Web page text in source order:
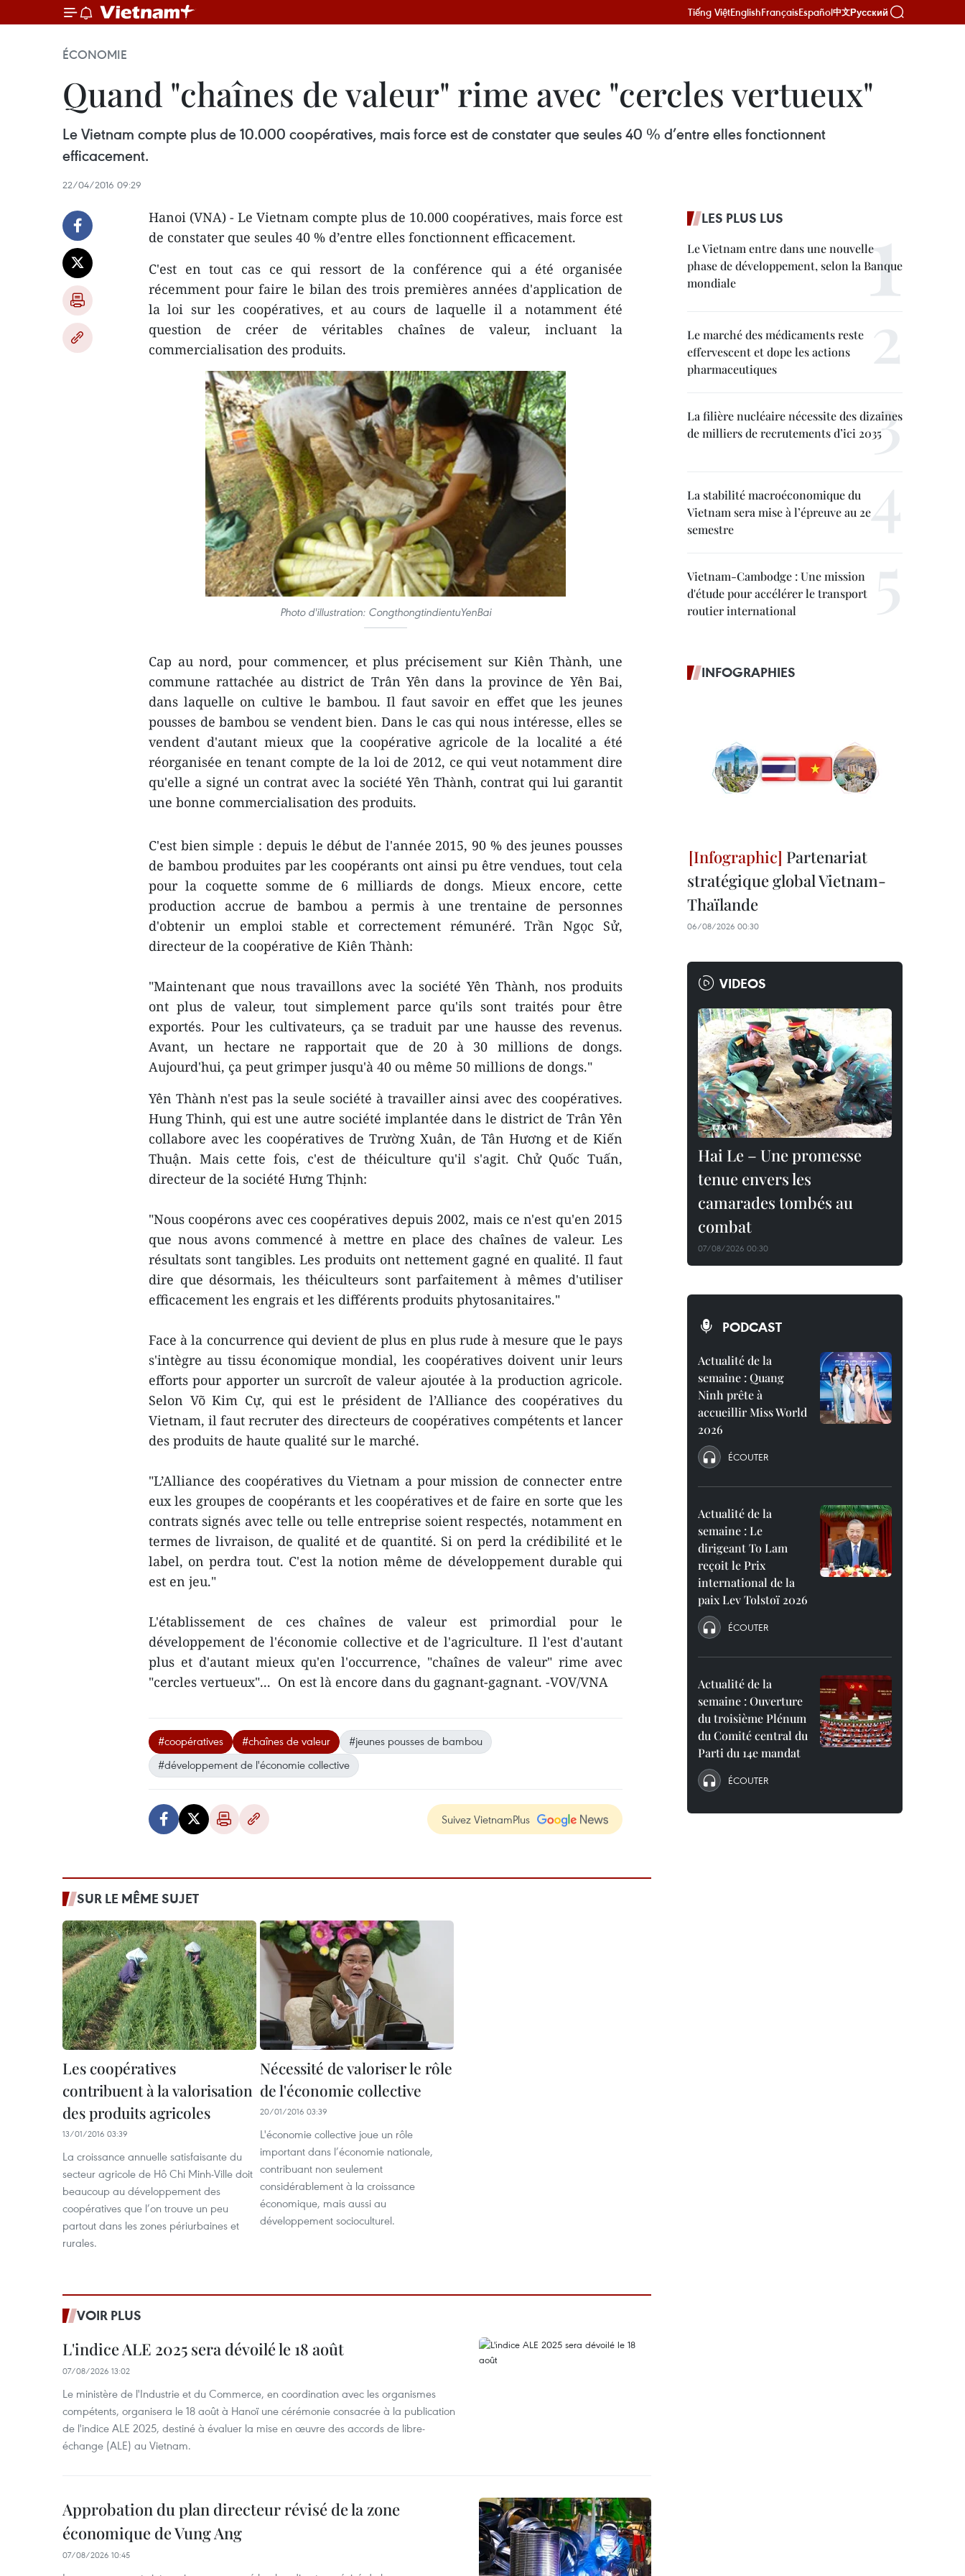
Tiếng ViệtEnglishFrançaisEspañol中文Русский
ÉCONOMIE
Quand "chaînes de valeur" rime avec "cercles vertueux"
Le Vietnam compte plus de 10.000 coopératives, mais force est de constater que seules 40 % d’entre elles fonctionnent
efficacement.
22/04/2016 09:29
Hanoi (VNA) - Le Vietnam compte plus de 10.000 coopératives, mais force est
de constater que seules 40 % d’entre elles fonctionnent efficacement.
C'est en tout cas ce qui ressort de la conférence qui a été organisée
récemment pour faire le bilan des trois premières années d​'application de
la loi sur les coopératives, ​et au cours de laquelle il a notamment été
question de créer de véritables chaînes de valeur, incluant la
commercialisation des produits.
Photo d'illustration: CongthongtindientuYenBai
Cap au nord, pour commencer, et plus précisement sur Kiên Thành, une
commune rattachée au district de Trân Yên dans la province de Yên Bai,
dans laquelle on cultive le bambou. Il faut savoir en effet que les jeunes
pousses de bambou se vendent bien. Dans le cas qui nous intéresse, elles se
vendent d'autant mieux que la coopérative agricole de la localité a été
réorganisée en tenant compte de la loi de 2012, ce qui veut notamment dire
qu'elle a signé un contrat avec la société Yên Thành, contrat qui lui garantit
une bonne ​commercialisation des produits.
C'est bien simple : depuis le début de l'année 2015, 90 % des jeunes pousses
de bambou produites par les coopérants ont ainsi pu être ​vendues, tout cela
pour la coquette somme de 6 milliards de dongs. Mieux encore, cette
production accrue de bambou a permis à une trentaine de personnes
d'obtenir un emploi stable et correctement rémunéré. Trần Ngọc Sử,
directeur de la coopérative de Kiên Thành:
"Maintenant que nous travaillons avec la société Yên Thành, nos produits
ont plus de valeur, tout simplement parce qu'ils sont traités pour être
exportés. Pour les cultivateurs, ça se traduit par une hausse des revenus.
Avant, un hectare ne rapportait que de 20 à 30 millions de dongs.
Aujourd'hui, ça peut grimper jusqu'à 40 ou même 50 millions de dongs."
Yên Thành n'est pas la seule société à travailler ainsi avec des coopératives.
Hung Thinh, qui est une autre société implantée dans le district de Trân Yên
collabore avec les coopératives de Trường Xuân, de Tân Hương et de Kiến
Thuận. Mais cette fois, c'est de théiculture qu'il s'agit. Chử Quốc Tuấn,
directeur de la société Hưng Thịnh:
"Nous coopérons avec ces coopératives depuis 2002, mais ce n'est qu'en 2015
que nous avons commencé à mettre en place des chaînes de valeur. Les
résultats sont tangibles. Les produits ont nettement gagné en qualité. Il faut
dire que désormais, les théiculteurs sont parfaitement à mêmes d'utiliser
efficacement les engrais et les différents produits phytosanitaires."
Face à la concurrence qui devient de plus en plus rude à mesure que le pays
s'intègre au tissu économique mondial, les coopératives doivent unir leurs
efforts pour apporter un surcroît de valeur ajoutée à la production agricole.
Selon Võ Kim Cự, qui est le président de l’Alliance des coopératives du
Vietnam, il faut recruter des directeurs de coopératives compétents et lancer
des produits de haute qualité sur le marché.
"L’Alliance des coopératives du Vietnam a pour mission de connecter entre
eux les groupes de coopérants et les coopératives et de faire en sorte que les
contrats signés avec telle ou telle entreprise soient respectés, notamment en
termes de livraison, de qualité et de quantité. Si on perd la crédibilité et le
label, on perdra tout. C'est la notion même de développement durable qui
est en jeu."
L'établissement de ces chaînes de valeur est primordial pour le
développement de l'économie collective et de l'agriculture. Il l'est d'autant
plus et d'autant mieux qu'en l'occurrence, "chaînes de valeur" rime avec
"cercles vertueux"... On est là encore dans du gagnant-gagnant. -VOV/VNA
#coopératives #chaînes de valeur
#jeunes pousses de bambou
#développement de l'économie collective
Suivez VietnamPlus
SUR LE MÊME SUJET
Les coopératives
contribuent à la valorisation
des produits agricoles
13/01/2016 03:39
La croissance annuelle satisfaisante du
secteur agricole de Hô Chi Minh-Ville doit
beaucoup au développement des
coopératives que l’on trouve un peu
partout dans les zones périurbaines et
rurales.
Nécessité de valoriser le rôle
de l'économie collective
20/01/2016 03:39
L'économie collective joue un rôle
important dans l’économie nationale,
contribuant non seulement
considérablement à la croissance
économique, mais aussi au
développement socioculturel.
VOIR PLUS
L'indice ALE 2025 sera dévoilé le 18 août
07/08/2026 13:02
Le ministère de l'Industrie et du Commerce, en coordination avec les organismes
compétents, organisera le 18 août à Hanoï une cérémonie consacrée à la publication
de l'indice ALE 2025, destiné à évaluer la mise en œuvre des accords de libre-
échange (ALE) au Vietnam.
Approbation du plan directeur révisé de la zone
économique de Vung Ang
07/08/2026 10:45
LES PLUS LUS
Le Vietnam entre dans une nouvelle
phase de développement, selon la Banque
mondiale
Le marché des médicaments reste
effervescent et dope les actions
pharmaceutiques
La filière nucléaire nécessite des dizaines
de milliers de recrutements d’ici 2035
La stabilité macroéconomique du
Vietnam sera mise à l’épreuve au 2e
semestre
Vietnam-Cambodge : Une mission
d'étude pour accélérer le transport
routier international
INFOGRAPHIES
Partenariat
stratégique global Vietnam-
Thaïlande
06/08/2026 00:30
VIDEOS
Hai Le – Une promesse
tenue envers les
camarades tombés au
combat
07/08/2026 00:30
PODCAST
Actualité de la
semaine : Quang
Ninh prête à
accueillir Miss World
2026
ÉCOUTER
Actualité de la
semaine : Le
dirigeant To Lam
reçoit le Prix
international de la
paix Lev Tolstoï 2026
ÉCOUTER
Actualité de la
semaine : Ouverture
du troisième Plénum
du Comité central du
Parti du 14e mandat
ÉCOUTER